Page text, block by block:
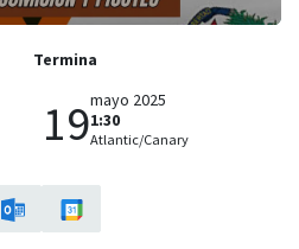
Termina
19mayo 2025
1:30
Atlantic/Canary